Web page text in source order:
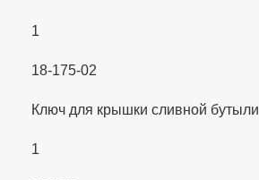
1
18-175-02
Ключ для крышки сливной бутыли
1